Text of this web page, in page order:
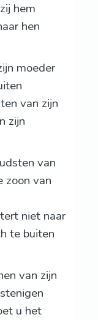
hem
hen
moeder
van zijn
zijn
van
zoon van
niet naar
te buiten
van zijn
u het